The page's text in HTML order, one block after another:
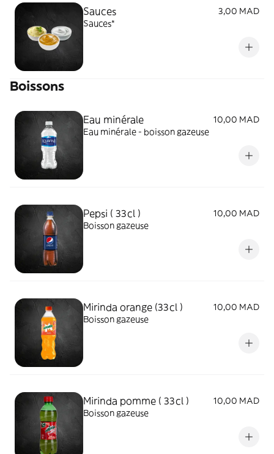
Sauces
3,00 MAD
Sauces*
Boissons
Eau minérale
10,00 MAD
Eau minérale - boisson gazeuse
Pepsi ( 33cl )
10,00 MAD
Boisson gazeuse
Mirinda orange (33cl )
10,00 MAD
Boisson gazeuse
Mirinda pomme ( 33cl )
10,00 MAD
Boisson gazeuse